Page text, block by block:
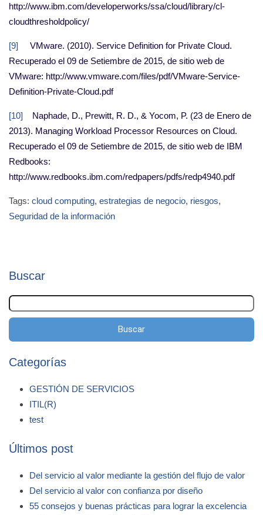
http://www.ibm.com/developerworks/ssa/cloud/library/cl-
cloudthresholdpolicy/
[9] VMware. (2010). Service Definition for Private Cloud.
Recuperado el 09 de Setiembre de 2015, de sitio web de
VMware: http://www.vmware.com/files/pdf/VMware-Service-
Definition-Private-Cloud.pdf
[10] Naphade, D., Prewitt, R. D., & Yocom, P. (23 de Enero de
2013). Managing Workload Processor Resources on Cloud.
Recuperado el 09 de Setiembre de 2015, de sitio web de IBM
Redbooks:
http://www.redbooks.ibm.com/redpapers/pdfs/redp4940.pdf
Tags: cloud computing, estrategias de negocio, riesgos,
Seguridad de la información
Buscar
Buscar
Categorías
GESTIÓN DE SERVICIOS
ITIL(R)
test
Últimos post
Del servicio al valor mediante la gestión del flujo de valor
Del servicio al valor con confianza por diseño
55 consejos y buenas prácticas para lograr la excelencia